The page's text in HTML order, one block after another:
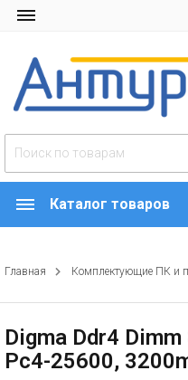
Каталог товаров
Главная Комплектующие ПК и
Digma Ddr4
Pc4-25600,